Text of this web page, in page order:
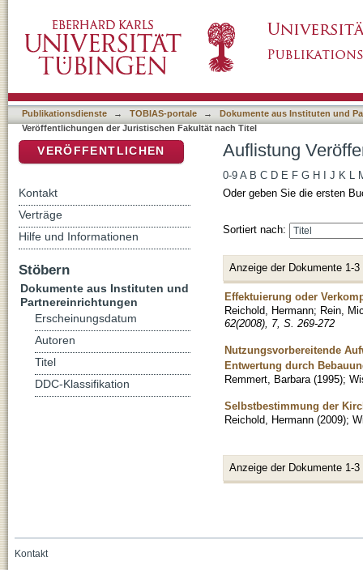
Publikationsdienste → TOBIAS-portale →
Dokumente aus Instituten und
Veröffentlichungen der Juristischen Fakultät nach Titel
Auflistung
0-9 A B C D E F G H J K L
Oder geben Sie die ersten
Sortiert nach:
Anzeige der Dokumente 1-3
Effektuierung oder
Reichold, Hermann; Rein,
62(2008), 7, S. 269-272
Nutzungsvorbereitende
Entwertung durch
Remmert, Barbara (1995);
Selbstbestimmung der
Reichold, Hermann (2009);
Anzeige der Dokumente 1-3
VERÖFFENTLICHEN
Kontakt
Verträge
Hilfe und Informationen
Stöbern
Dokumente aus Instituten und
Partnereinrichtungen
Erscheinungsdatum
Autoren
Titel
DDC-Klassifikation
Kontakt